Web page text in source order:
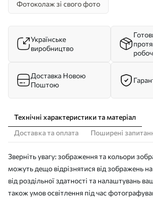
Фотоколаж зі свого фото
Українське
виробництво
Доставка Новою
Поштою
Технічні характеристики та матеріал
Доставка та оплата
Поширені
Зверніть увагу: зображення та кольори
можуть дещо відрізнятися від зображень
від роздільної здатності та налаштувань
також умов освітлення під час